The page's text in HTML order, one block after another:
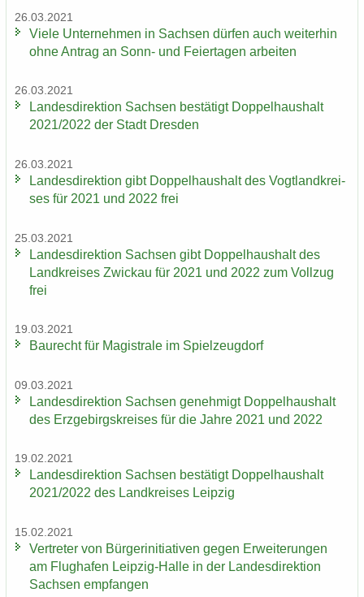
26.03.2021
Viele Un­ter­neh­men in Sach­sen dür­fen auch wei­ter­hin
ohne An­trag an Sonn- und Fei­er­ta­gen ar­bei­ten
26.03.2021
Lan­des­di­rek­ti­on Sach­sen be­stä­tigt Dop­pel­haus­halt
2021/2022 der Stadt Dres­den
26.03.2021
Lan­des­di­rek­ti­on gibt Dop­pel­haus­halt des Vogt­land­krei­
ses für 2021 und 2022 frei
25.03.2021
Lan­des­di­rek­ti­on Sach­sen gibt Dop­pel­haus­halt des
Land­krei­ses Zwi­ckau für 2021 und 2022 zum Voll­zug
frei
19.03.2021
Bau­recht für Ma­gis­tra­le im Spiel­zeug­dorf
09.03.2021
Lan­des­di­rek­ti­on Sach­sen ge­neh­migt Dop­pel­haus­halt
des Erz­ge­birgs­krei­ses für die Jahre 2021 und 2022
19.02.2021
Lan­des­di­rek­ti­on Sach­sen be­stä­tigt Dop­pel­haus­halt
2021/2022 des Land­krei­ses Leip­zig
15.02.2021
Ver­tre­ter von Bür­ger­initia­ti­ven gegen Er­wei­te­run­gen
am Flug­ha­fen Leipzig-​Halle in der Lan­des­di­rek­ti­on
Sach­sen emp­fan­gen